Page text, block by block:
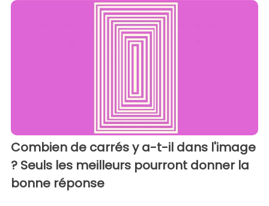
Combien de carrés y a-t-il dans l'image
? Seuls les meilleurs pourront donner la
bonne réponse